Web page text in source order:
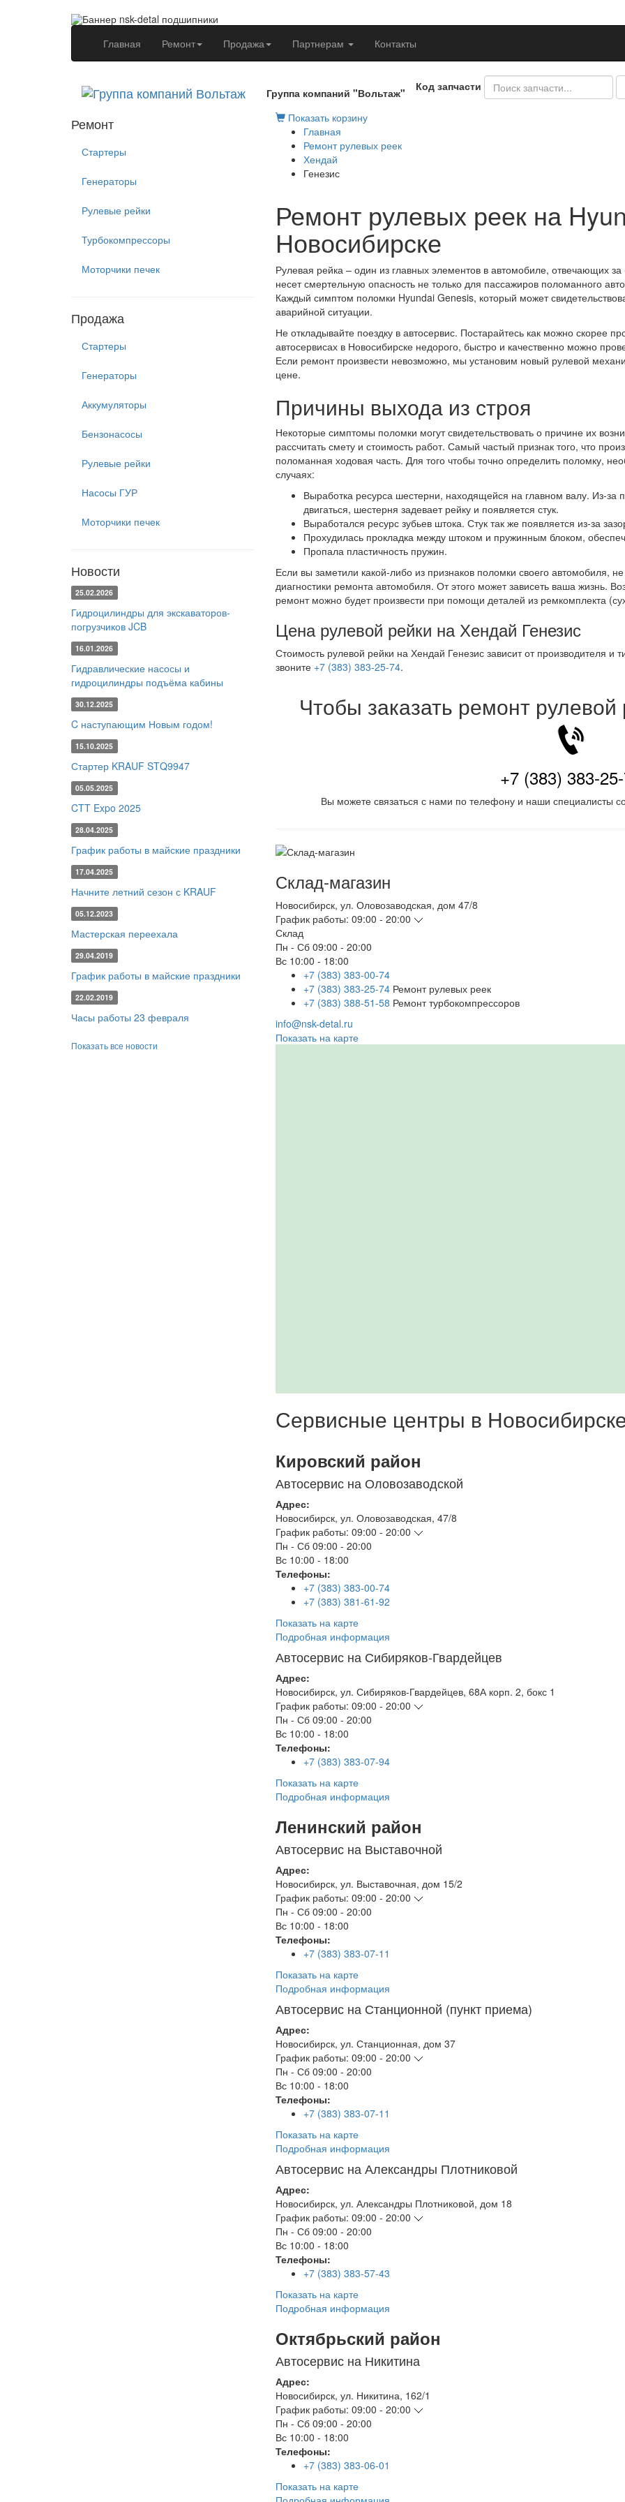
Главная (current)Ремонт Продажа Партнерам Контакты
Группа компаний "Вольтаж"
Код запчасти
Ремонт
Стартеры
Генераторы
Рулевые рейки
Турбокомпрессоры
Моторчики печек
Продажа
Стартеры
Генераторы
Аккумуляторы
Бензонасосы
Рулевые рейки
Насосы ГУР
Моторчики печек
Новости
25.02.2026
Гидроцилиндры для экскаваторов-
погрузчиков JCB
16.01.2026
Гидравлические насосы и
гидроцилиндры подъёма кабины
30.12.2025
C наступающим Новым годом!
15.10.2025
Стартер KRAUF STQ9947
05.05.2025
CTT Expo 2025
28.04.2025
График работы в майские праздники
17.04.2025
Начните летний сезон с KRAUF
05.12.2023
Мастерская переехала
29.04.2019
График работы в майские праздники
22.02.2019
Часы работы 23 февраля
Показать все новости
Показать корзину
Главная
Ремонт рулевых реек
Хендай
Генезис
Ремонт рулевых реек на
Новосибирске
Рулевая рейка – один из главных элементов в автомобиле, отвечающих
несет смертельную опасность не только для пассажиров поломанного
Каждый симптом поломки Hyundai Genesis, который может
аварийной ситуации.
Не откладывайте поездку в автосервис. Постарайтесь как можно скорее
автосервисах в Новосибирске недорого, быстро и качественно можно
Если ремонт произвести невозможно, мы установим новый рулевой
цене.
Причины выхода из строя
Некоторые симптомы поломки могут свидетельствовать о причине их
рассчитать смету и стоимость работ. Самый частый признак того, что
поломанная ходовая часть. Для того чтобы точно определить поломку,
случаях:
Выработка ресурса шестерни, находящейся на главном валу. Из-за
двигаться, шестерня задевает рейку и появляется стук.
Выработался ресурс зубьев штока. Стук так же появляется из-за
Прохудилась прокладка между штоком и пружинным блоком,
Пропала пластичность пружин.
Если вы заметили какой-либо из признаков поломки своего автомобиля,
диагностики ремонта автомобиля. От этого может зависеть ваша жизнь.
ремонт можно будет произвести при помощи деталей из ремкомплекта
Цена рулевой рейки на Хендай Генезис
Стоимость рулевой рейки на Хендай Генезис зависит от производителя
звоните +7 (383) 383-25-74.
Чтобы заказать ремонт
+7 (383) 383-
Вы можете связаться с нами по телефону и наши специалисты
Склад-магазин
Новосибирск, ул. Оловозаводская, дом 47/8
График работы: 09:00 - 20:00
Склад
Пн - Сб 09:00 - 20:00
Вс 10:00 - 18:00
+7 (383) 383-00-74
+7 (383) 383-25-74 Ремонт рулевых реек
+7 (383) 388-51-58 Ремонт турбокомпрессоров
info@nsk-detal.ru
Показать на карте
Сервисные центры в
Кировский район
Автосервис на Оловозаводской
Адрес:
Новосибирск, ул. Оловозаводская, 47/8
График работы: 09:00 - 20:00
Пн - Сб 09:00 - 20:00
Вс 10:00 - 18:00
Телефоны:
+7 (383) 383-00-74
+7 (383) 381-61-92
Показать на карте
Подробная информация
Автосервис на Сибиряков-Гвардейцев
Адрес:
Новосибирск, ул. Сибиряков-Гвардейцев, 68А корп. 2, бокс 1
График работы: 09:00 - 20:00
Пн - Сб 09:00 - 20:00
Вс 10:00 - 18:00
Телефоны:
+7 (383) 383-07-94
Показать на карте
Подробная информация
Ленинский район
Автосервис на Выставочной
Адрес:
Новосибирск, ул. Выставочная, дом 15/2
График работы: 09:00 - 20:00
Пн - Сб 09:00 - 20:00
Вс 10:00 - 18:00
Телефоны:
+7 (383) 383-07-11
Показать на карте
Подробная информация
Автосервис на Станционной (пункт приема)
Адрес:
Новосибирск, ул. Станционная, дом 37
График работы: 09:00 - 20:00
Пн - Сб 09:00 - 20:00
Вс 10:00 - 18:00
Телефоны:
+7 (383) 383-07-11
Показать на карте
Подробная информация
Автосервис на Александры Плотниковой
Адрес:
Новосибирск, ул. Александры Плотниковой, дом 18
График работы: 09:00 - 20:00
Пн - Сб 09:00 - 20:00
Вс 10:00 - 18:00
Телефоны:
+7 (383) 383-57-43
Показать на карте
Подробная информация
Октябрьский район
Автосервис на Никитина
Адрес:
Новосибирск, ул. Никитина, 162/1
График работы: 09:00 - 20:00
Пн - Сб 09:00 - 20:00
Вс 10:00 - 18:00
Телефоны:
+7 (383) 383-06-01
Показать на карте